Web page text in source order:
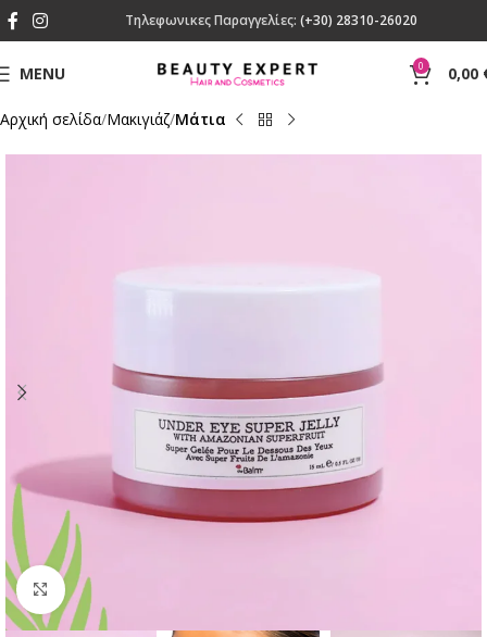
Τηλεφωνικες Παραγγελίες: (+30) 28310-26020
MENU 0 0,00
Αρχική σελίδα Mακιγιάζ Μάτια
Click to enlarge